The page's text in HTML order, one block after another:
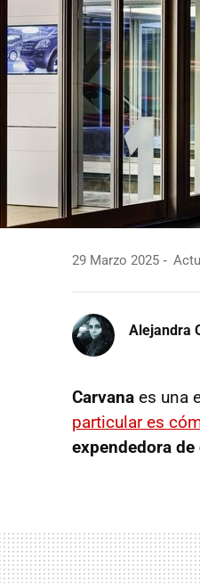
29 Marzo 2025
Alejandra
Carvana es una
particular es
expendedora